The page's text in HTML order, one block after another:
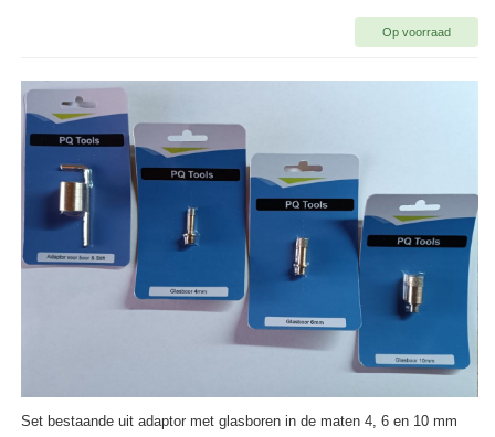
Op voorraad
Set bestaande uit adaptor met glasboren in de maten 4, 6 en 10 mm